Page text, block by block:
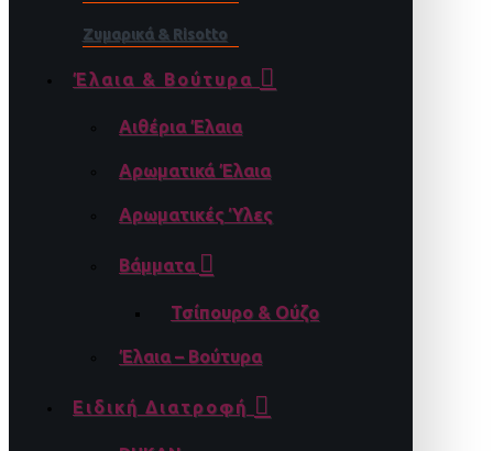
Ζυμαρικά & Risotto
Έλαια & Βούτυρα
Αιθέρια Έλαια
Αρωματικά Έλαια
Αρωματικές Ύλες
Βάμματα
Τσίπουρο & Ούζο
Έλαια – Βούτυρα
Ειδική Διατροφή